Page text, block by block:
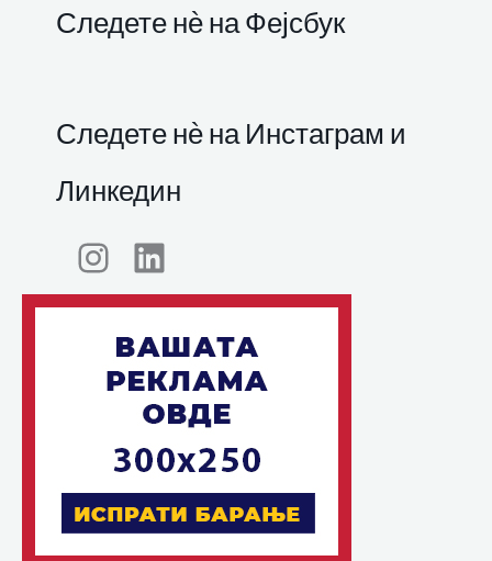
Следете нѐ на Фејсбук
Следете нѐ на Инстаграм и
Линкедин